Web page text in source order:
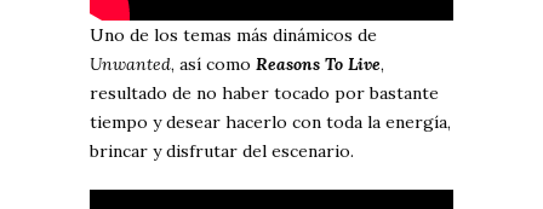
Uno de los temas más dinámicos de
Unwanted, así como Reasons To Live,
resultado de no haber tocado por bastante
tiempo y desear hacerlo con toda la energía,
brincar y disfrutar del escenario.